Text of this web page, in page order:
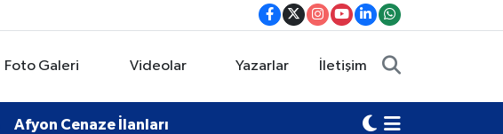
Foto Galeri Videolar Yazarlar İletişim
Afyon Cenaze İlanları